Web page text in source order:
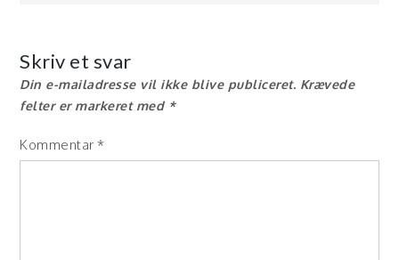
Skriv et svar
Din e-mailadresse vil ikke blive publiceret. Krævede
felter er markeret med *
Kommentar *